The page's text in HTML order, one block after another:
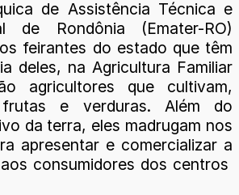
de Assistência Técnica e
de Rondônia (Emater-RO)
feirantes do estado que têm
deles, na Agricultura Familiar
agricultores que cultivam,
frutas e verduras. Além do
da terra, eles madrugam nos
apresentar e comercializar a
consumidores dos centros